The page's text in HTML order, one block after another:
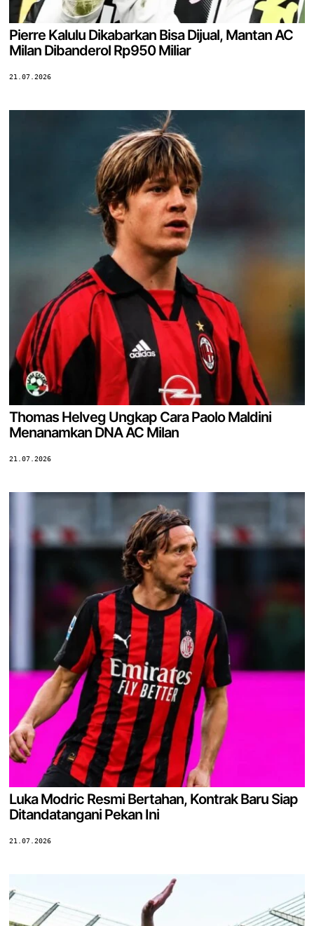
Pierre Kalulu Dikabarkan Bisa Dijual, Mantan AC
Milan Dibanderol Rp950 Miliar
21.07.2026
Thomas Helveg Ungkap Cara Paolo Maldini
Menanamkan DNA AC Milan
21.07.2026
Luka Modric Resmi Bertahan, Kontrak Baru Siap
Ditandatangani Pekan Ini
21.07.2026